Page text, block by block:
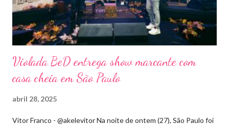
Violada BeD entrega show marcante com
casa cheia em São Paulo
abril 28, 2025
Vitor Franco - @akelevitor Na noite de ontem (27), São Paulo foi